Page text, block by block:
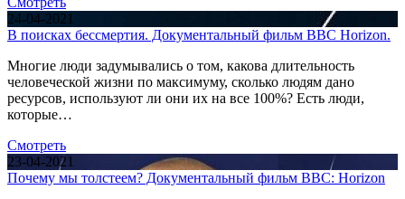
24-04-2021
В поисках бессмертия. Документальный фильм BBC Horizon.
Многие люди задумывались о том, какова длительность
человеческой жизни по максимуму, сколько людям дано
ресурсов, используют ли они их на все 100%? Есть люди,
которые…
Смотреть
23-04-2021
Почему мы толстеем? Документальный фильм BBC: Horizon